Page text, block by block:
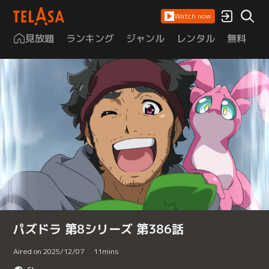
Watch now
見放題 ランキング ジャンル レンタル 無料
パズドラ 第8シリーズ 第386話
Aired on 2025/12/07 11mins